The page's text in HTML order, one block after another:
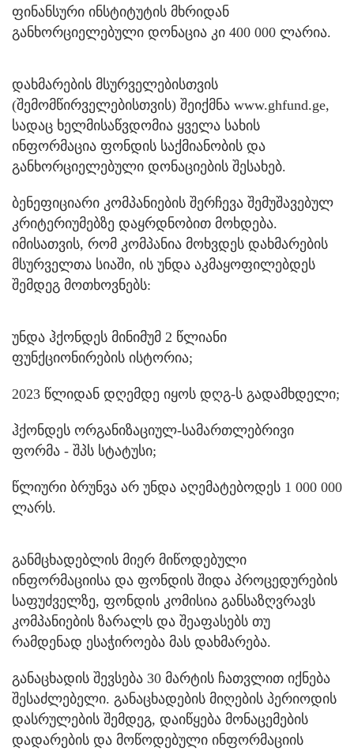
ფინანსური ინსტიტუტის მხრიდან
განხორციელებული დონაცია კი 400 000 ლარია.
დახმარების მსურველებისთვის
(შემომწირველებისთვის) შეიქმნა www.ghfund.ge,
სადაც ხელმისაწვდომია ყველა სახის
ინფორმაცია ფონდის საქმიანობის და
განხორციელებული დონაციების შესახებ.
ბენეფიციარი კომპანიების შერჩევა შემუშავებულ
კრიტერიუმებზე დაყრდნობით მოხდება.
იმისათვის, რომ კომპანია მოხვდეს დახმარების
მსურველთა სიაში, ის უნდა აკმაყოფილებდეს
შემდეგ მოთხოვნებს:
უნდა ჰქონდეს მინიმუმ 2 წლიანი
ფუნქციონირების ისტორია;
2023 წლიდან დღემდე იყოს დღგ-ს გადამხდელი;
ჰქონდეს ორგანიზაციულ-სამართლებრივი
ფორმა - შპს სტატუსი;
წლიური ბრუნვა არ უნდა აღემატებოდეს 1 000 000
ლარს.
განმცხადებლის მიერ მიწოდებული
ინფორმაციისა და ფონდის შიდა პროცედურების
საფუძველზე, ფონდის კომისია განსაზღვრავს
კომპანიების ზარალს და შეაფასებს თუ
რამდენად ესაჭიროება მას დახმარება.
განაცხადის შევსება 30 მარტის ჩათვლით იქნება
შესაძლებელი. განაცხადების მიღების პერიოდის
დასრულების შემდეგ, დაიწყება მონაცემების
დადარების და მოწოდებული ინფორმაციის